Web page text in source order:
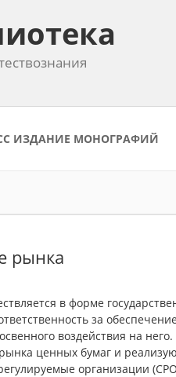
ИЗДАНИЕ МОНОГРАФИЙ
рынка
в форме
за
воздействия на
ценных бумаг и
организации